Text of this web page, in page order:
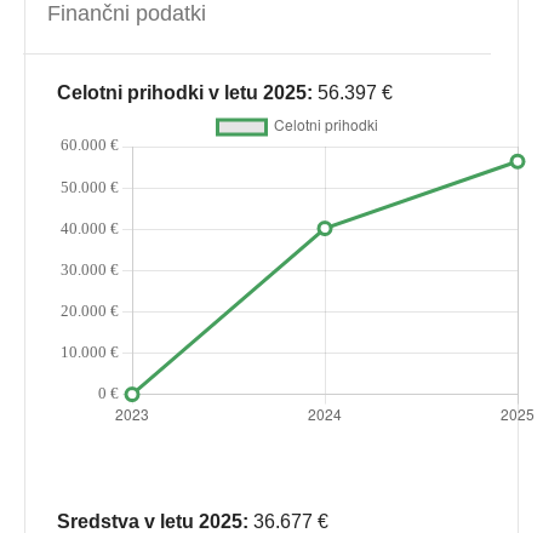
Finančni podatki
Celotni prihodki v letu 2025: 56.397 €
Sredstva v letu 2025: 36.677 €